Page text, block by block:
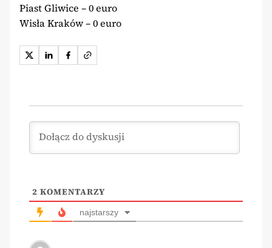
Piast Gliwice – 0 euro
Wisła Kraków – 0 euro
2 KOMENTARZY
najstarszy